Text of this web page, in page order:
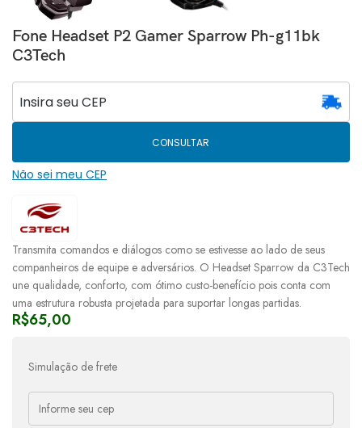
Fone Headset P2 Gamer Sparrow Ph-g11bk
C3Tech
CONSULTAR
Não sei meu CEP
Transmita comandos e diálogos como se estivesse ao lado de seus
companheiros de equipe e adversários. O Headset Sparrow da C3Tech
une qualidade, conforto, com ótimo custo-benefício pois conta com
uma estrutura robusta projetada para suportar longas partidas.
R$65,00
Simulação de frete